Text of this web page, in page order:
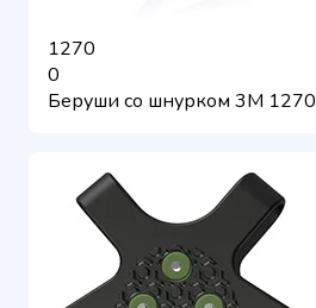
1270
0
Беруши со шнурком 3М 1270